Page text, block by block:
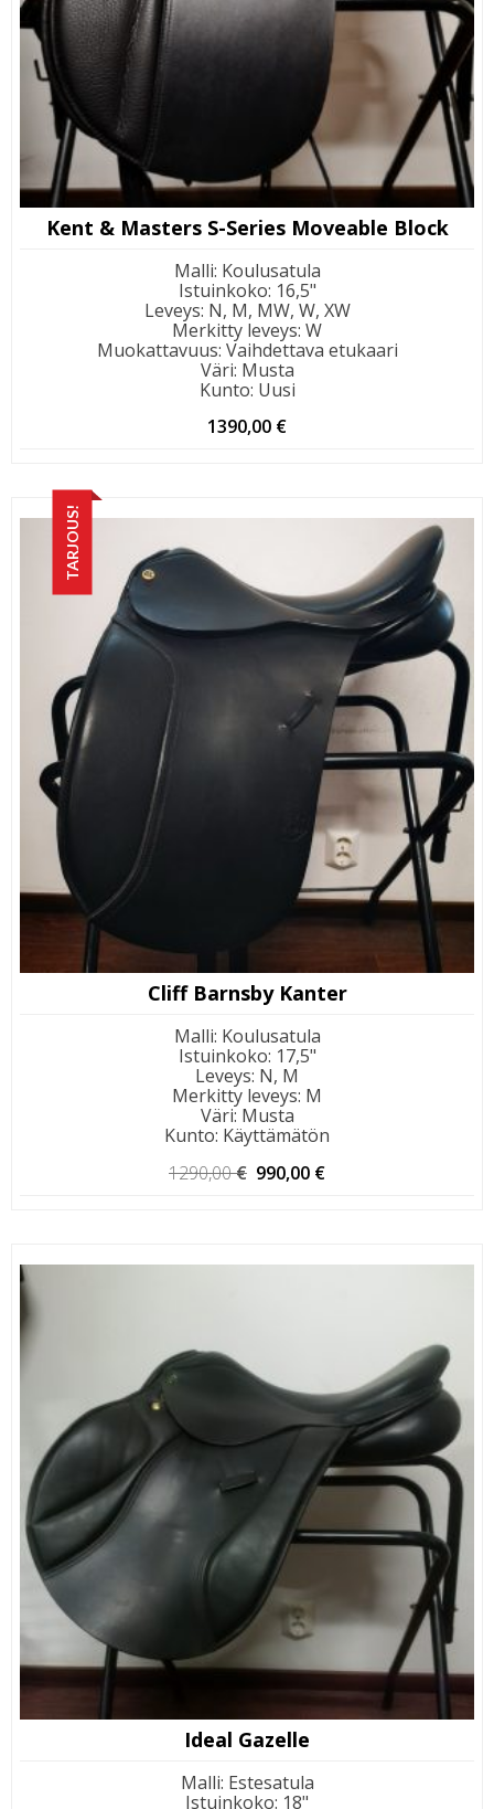
Kent & Masters S-Series Moveable Block
Malli: Koulusatula
Istuinkoko: 16,5"
Leveys: N, M, MW, W, XW
Merkitty leveys: W
Muokattavuus: Vaihdettava etukaari
Väri: Musta
Kunto: Uusi
1390,00 €
TARJOUS!
Cliff Barnsby Kanter
Malli: Koulusatula
Istuinkoko: 17,5"
Leveys: N, M
Merkitty leveys: M
Väri: Musta
Kunto: Käyttämätön
1290,00€ Alkuperäinen
990,00 €
Ideal Gazelle
Malli: Estesatula
Istuinkoko: 18"